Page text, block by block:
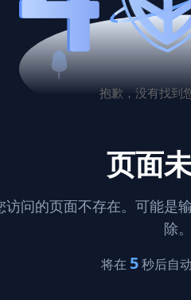
页面
访问的页面不存在。可能是
除。
将在 5秒后自